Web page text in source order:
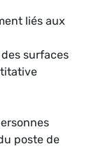
liés aux
surfaces
poste de